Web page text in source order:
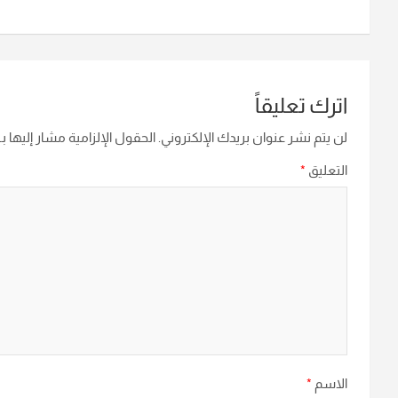
اترك تعليقاً
لن يتم نشر عنوان بريدك الإلكتروني. الحقول الإلزامية مشار إليها
التعليق *
الاسم *